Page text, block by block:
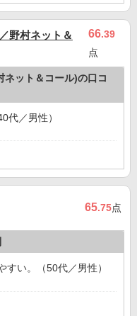
野村ネット＆
66.39
点
ネット＆コール)の口コ
代／男性）
65.75点
すい。（50代／男性）